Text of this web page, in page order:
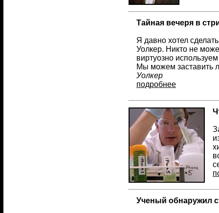
Тайная вечеря в
Я давно хотел
Уолкер. Никто не
виртуозно
Мы можем заставить
Уолкер
подробнее
Ученый обнаружил